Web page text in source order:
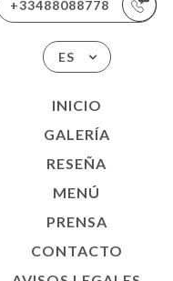
+33488088778
ES
INICIO
GALERÍA
RESEÑA
MENÚ
PRENSA
CONTACTO